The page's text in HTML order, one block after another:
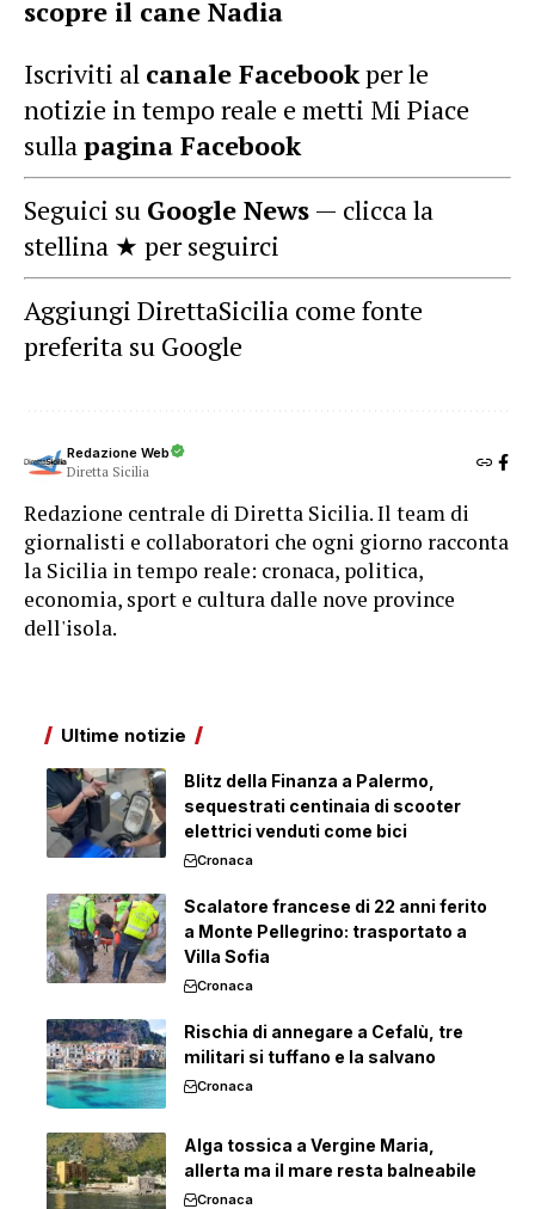
scopre il cane Nadia
Iscriviti al canale Facebookper le
notizie in tempo reale e metti Mi Piace
sullapagina Facebook
Seguici su Google News — clicca la
stellina ★ per seguirci
Aggiungi DirettaSicilia come fonte
preferita su Google
Redazione Web
Diretta Sicilia
Redazione centrale di Diretta Sicilia. Il team di
giornalisti e collaboratori che ogni giorno racconta
la Sicilia in tempo reale: cronaca, politica,
economia, sport e cultura dalle nove province
dell'isola.
Ultime notizie
Blitz della Finanza a Palermo,
sequestrati centinaia di scooter
elettrici venduti come bici
Cronaca
Scalatore francese di 22 anni ferito
a Monte Pellegrino: trasportato a
Villa Sofia
Cronaca
Rischia di annegare a Cefalù, tre
militari si tuffano e la salvano
Cronaca
Alga tossica a Vergine Maria,
allerta ma il mare resta balneabile
Cronaca